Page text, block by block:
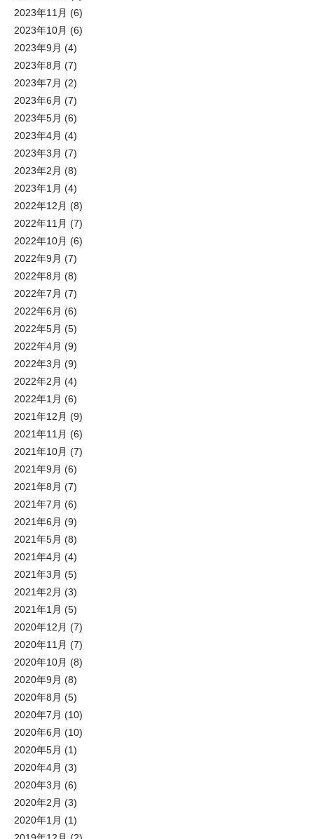
2023年11月 (6)
2023年10月 (6)
2023年9月 (4)
2023年8月 (7)
2023年7月 (2)
2023年6月 (7)
2023年5月 (6)
2023年4月 (4)
2023年3月 (7)
2023年2月 (8)
2023年1月 (4)
2022年12月 (8)
2022年11月 (7)
2022年10月 (6)
2022年9月 (7)
2022年8月 (8)
2022年7月 (7)
2022年6月 (6)
2022年5月 (5)
2022年4月 (9)
2022年3月 (9)
2022年2月 (4)
2022年1月 (6)
2021年12月 (9)
2021年11月 (6)
2021年10月 (7)
2021年9月 (6)
2021年8月 (7)
2021年7月 (6)
2021年6月 (9)
2021年5月 (8)
2021年4月 (4)
2021年3月 (5)
2021年2月 (3)
2021年1月 (5)
2020年12月 (7)
2020年11月 (7)
2020年10月 (8)
2020年9月 (8)
2020年8月 (5)
2020年7月 (10)
2020年6月 (10)
2020年5月 (1)
2020年4月 (3)
2020年3月 (6)
2020年2月 (3)
2020年1月 (1)